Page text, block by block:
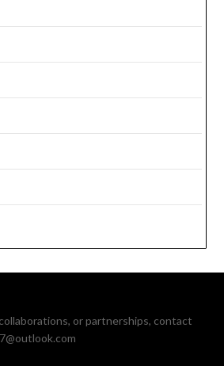
or partnerships, contact